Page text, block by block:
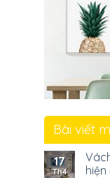
Bài viết
17
Th4
hiện